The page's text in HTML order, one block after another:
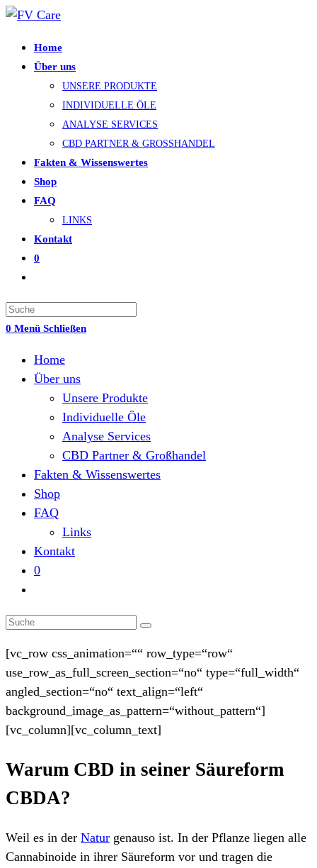
Zum
springenHome
Über uns
UNSERE PRODUKTE
INDIVIDUELLE ÖLE
ANALYSE SERVICES
CBD PARTNER & GROSSHANDEL
Fakten & Wissenswertes
Shop
FAQ
LINKS
Kontakt
0
Search
this
0 Menü Schließen
Home
Über uns
Unsere Produkte
Individuelle Öle
Analyse Services
CBD Partner & Großhandel
Fakten & Wissenswertes
Shop
FAQ
Links
Kontakt
0
[vc_row css_animation=““ row_type=“row“
use_row_as_full_screen_section=“no“ type=“full_width“
angled_section=“no“ text_align=“left“
background_image_as_pattern=“without_pattern“]
[vc_column][vc_column_text]
Warum CBD in seiner Säureform
CBDA?
Weil es in der Natur genauso ist. In der Pflanze liegen alle
Cannabinoide in ihrer Säureform vor und tragen die